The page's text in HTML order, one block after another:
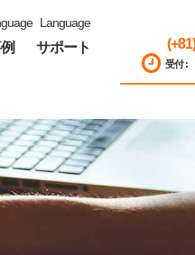
Language
サポート
受付 :